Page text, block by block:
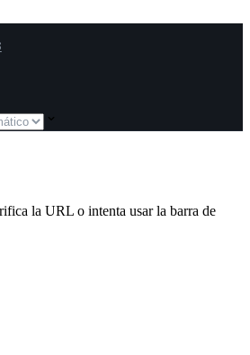
la URL o intenta usar la barra de